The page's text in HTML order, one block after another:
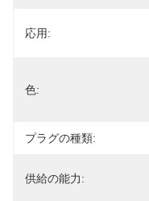
応用:
色:
プラグの種類:
供給の能力: